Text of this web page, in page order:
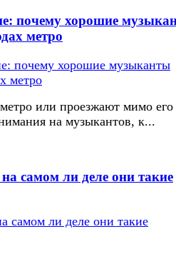
почему хорошие
метро
или проезжают мимо его
на музыкантов, к...
самом ли деле они такие